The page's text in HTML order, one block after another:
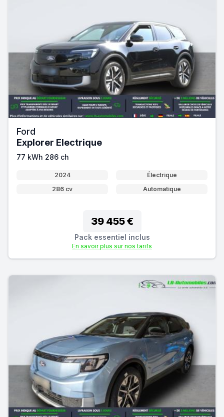
Ford
Explorer Electrique
77 kWh 286 ch
2024
Électrique
286 cv
Automatique
39 455 €
Pack essentiel inclus
En savoir plus sur nos tarifs